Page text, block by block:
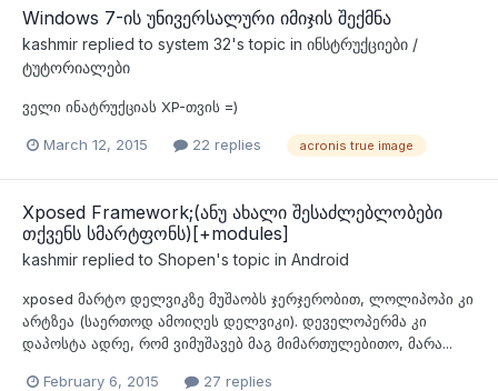
Windows 7-ის უნივერსალური იმიჯის შექმნა
kashmir replied to system 32's topic in ინსტრუქციები /
ტუტორიალები
ველი ინატრუქციას XP-თვის =)
March 12, 2015 22 replies acronis true image
Xposed Framework;(ანუ ახალი შესაძლებლობები
თქვენს სმარტფონს)[+modules]
kashmir replied to Shopen's topic in Android
xposed მარტო დელვიკზე მუშაობს ჯერჯერობით, ლოლიპოპი კი
არტზეა (საერთოდ ამოიღეს დელვიკი). დეველოპერმა კი
დაპოსტა ადრე, რომ ვიმუშავებ მაგ მიმართულებითო, მარა...
February 6, 2015 27 replies